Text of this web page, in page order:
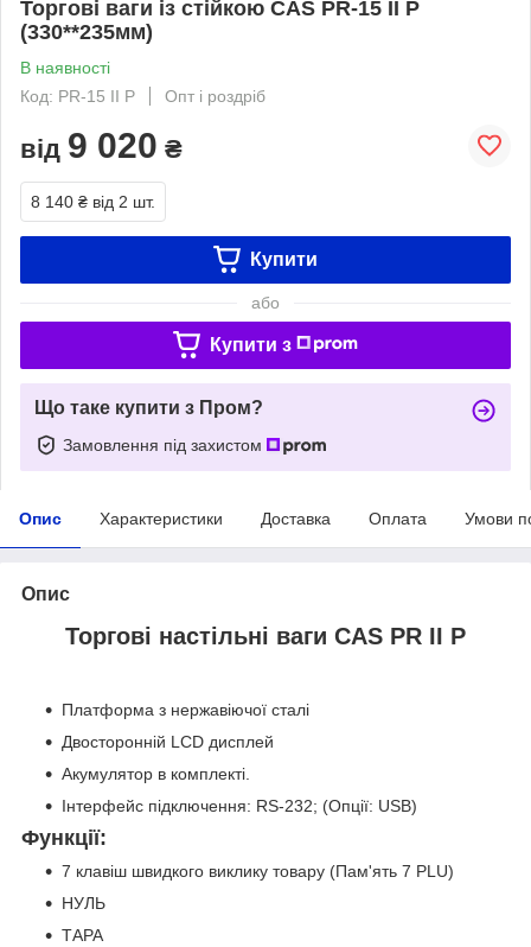
Торгові ваги із стійкою CAS PR-15 II Р
(330**235мм)
В наявності
Код: PR-15 II Р
Опт і роздріб
від 9 020 ₴
8 140 ₴ від 2 шт.
Купити
або
Купити з
Що таке купити з Пром?
Замовлення під захистом
Опис Характеристики Доставка Оплата Умови
Опис
Торгові настільні ваги CAS PR II Р
Платформа з нержавіючої сталі
Двосторонній LCD дисплей
Акумулятор в комплекті.
Інтерфейс підключення: RS-232; (Опції: USB)
Функції:
7 клавіш швидкого виклику товару (Пам'ять 7 PLU)
НУЛЬ
ТАРА